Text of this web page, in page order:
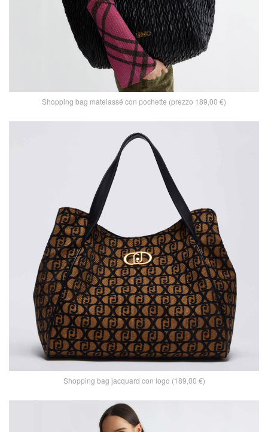
Shopping bag matelassé con pochette (prezzo 189,00 €)
Shopping bag jacquard con logo (189,00 €)